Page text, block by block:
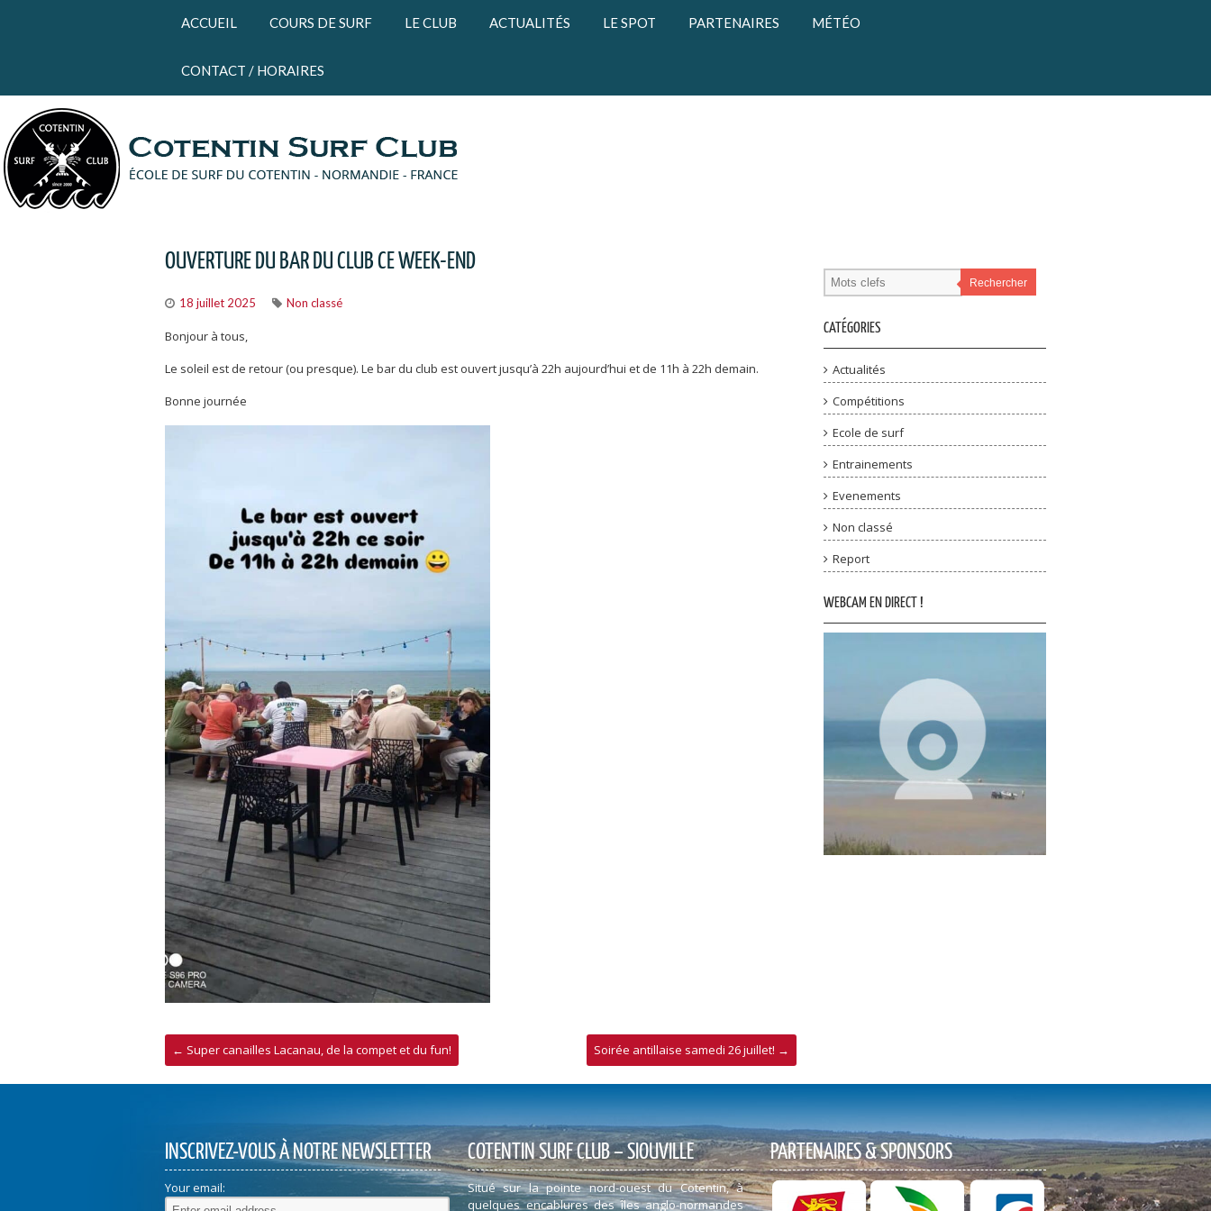
ACCUEIL COURS DE SURF LE CLUB ACTUALITÉS LE SPOT PARTENAIRES MÉTÉO
CONTACT / HORAIRES
OUVERTURE DU BAR DU CLUB CE WEEK-END
18 juillet 2025 Non classé
Bonjour à tous,
Le soleil est de retour (ou presque). Le bar du club est ouvert jusqu’à 22h aujourd’hui et de 11h à 22h demain.
Bonne journée
← Super canailles Lacanau, de la compet et du fun! Soirée antillaise samedi 26 juillet! →
Rechercher
CATÉGORIES
Actualités
Compétitions
Ecole de surf
Entrainements
Evenements
Non classé
Report
WEBCAM EN DIRECT !
INSCRIVEZ-VOUS À NOTRE NEWSLETTER
Your email:
COTENTIN SURF CLUB – SIOUVILLE
Situé sur la pointe nord-ouest du Cotentin, à
quelques encablures des îles anglo-normandes
PARTENAIRES & SPONSORS